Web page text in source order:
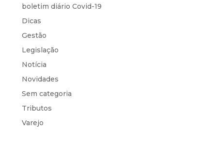
boletim diário Covid-19
Dicas
Gestão
Legislação
Notícia
Novidades
Sem categoria
Tributos
Varejo